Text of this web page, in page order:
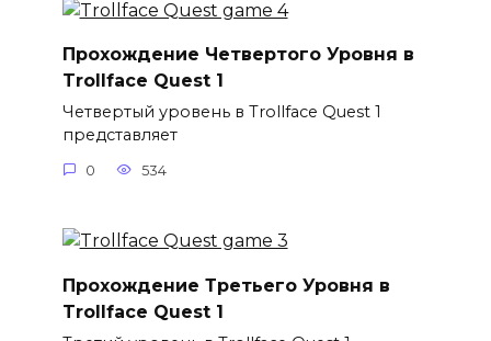
Прохождение Четвертого Уровня в
Trollface Quest 1
Четвертый уровень в Trollface Quest 1
представляет
0 534
Прохождение Третьего Уровня в
Trollface Quest 1